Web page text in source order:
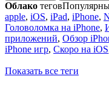
Облако тегов
apple, iOS, iPad, iPhone,
Головоломка на iPhone,
приложений, Обзор
iPhone игр, Скоро на iOS
Показать все теги